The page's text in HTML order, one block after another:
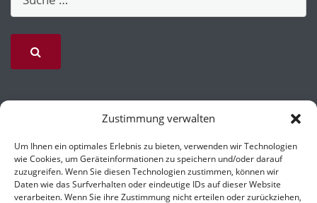
Zustimmung verwalten
Um Ihnen ein optimales Erlebnis zu bieten, verwenden wir Technologien
wie Cookies, um Geräteinformationen zu speichern und/oder darauf
zuzugreifen. Wenn Sie diesen Technologien zustimmen, können wir
Daten wie das Surfverhalten oder eindeutige IDs auf dieser Website
verarbeiten. Wenn Sie ihre Zustimmung nicht erteilen oder zurückziehen,